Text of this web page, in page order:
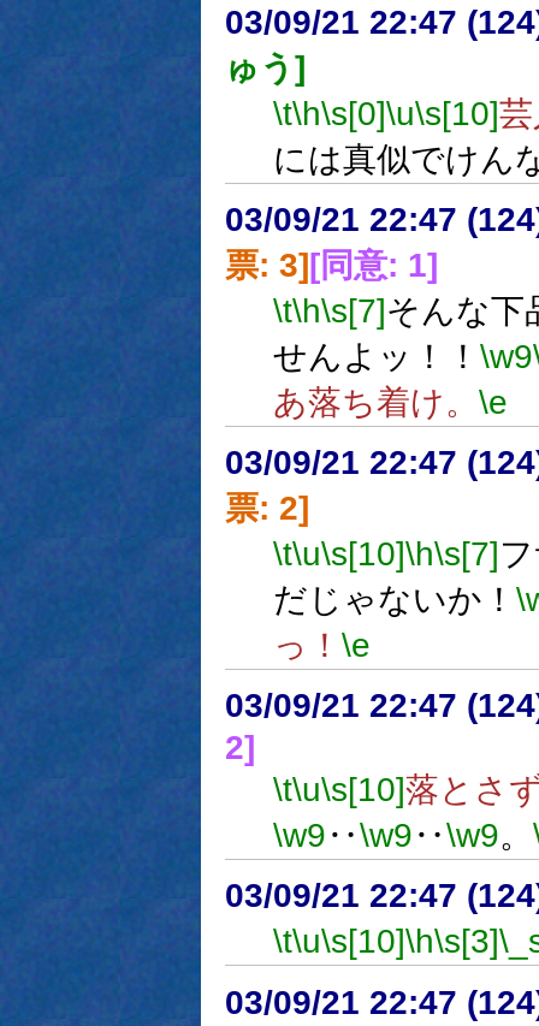
03/09/21 22:47
ゅう]
\t\h\s[0]\u\s[10]
には真似でけん
03/09/21 22:47
票: 3][同意: 1]
\t\h\s[7]そんな下
せんよッ！！ \w9
あ落ち着け。 \e
03/09/21 22:47
票: 2]
\t\u\s[10]\h\s[7]
だじゃないか！
っ！ \e
03/09/21 22:47
2]
\t\u\s[10]落とさ
\w9‥\w9‥\w9。
03/09/21 22:47
\t\u\s[10]\h\s[3]
03/09/21 22:47